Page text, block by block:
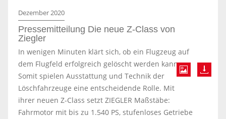
Dezember 2020
Pressemitteilung Die neue Z-Class von
Ziegler
In wenigen Minuten klärt sich, ob ein Flugzeug auf
dem Flugfeld erfolgreich gelöscht werden kann.
Somit spielen Ausstattung und Technik der
Löschfahrzeuge eine entscheidende Rolle. Mit
ihrer neuen Z-Class setzt ZIEGLER Maßstäbe:
Fahrmotor mit bis zu 1.540 PS, stufenloses Getriebe